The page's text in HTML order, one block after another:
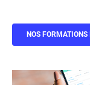
NOS FORMATIONS